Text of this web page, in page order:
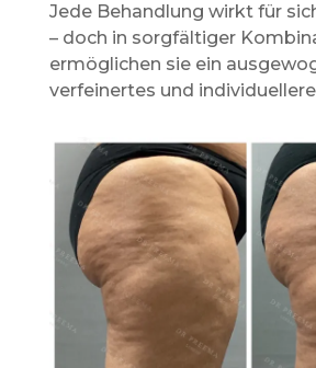
Jede Behandlung wirkt für
– doch in sorgfältiger
ermöglichen sie ein
verfeinertes und